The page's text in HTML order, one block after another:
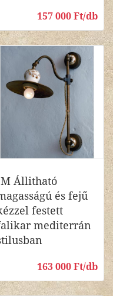
157 000 Ft/db
Állitható
és fejű
festett
mediterrán
163 000 Ft/db